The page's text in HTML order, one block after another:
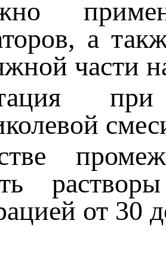
а
части
от 30